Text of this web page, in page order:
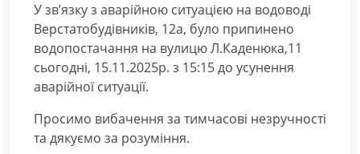
У зв’язку з аварійною ситуацією на водоводі
Верстатобудівників, 12а, було припинено
водопостачання на вулицю Л.Каденюка,11
сьогодні, 15.11.2025р. з 15:15 до усунення
аварійної ситуації.
Просимо вибачення за тимчасові незручності
та дякуємо за розуміння.